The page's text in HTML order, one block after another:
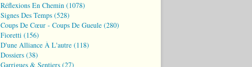
Réflexions En Chemin (1078)
Signes Des Temps (528)
Coups De Cœur - Coups De Gueule (280)
Fioretti (156)
D'une Alliance À L'autre (118)
Dossiers (38)
Garrigues & Sentiers (27)